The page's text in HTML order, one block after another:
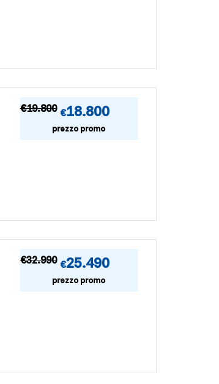
€19.800 €18.800
prezzo promo
€32.990 €25.490
prezzo promo